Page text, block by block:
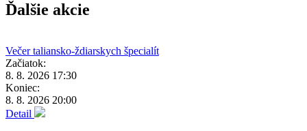
Ďalšie akcie
Večer taliansko-ždiarskych špecialít
Začiatok:
8. 8. 2026 17:30
Koniec:
8. 8. 2026 20:00
Detail